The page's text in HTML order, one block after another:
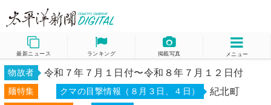
最新ニュース ランキング 掲載写真 メニュー
物故者 令和７年７月１日付〜令和８年７月１２日付
麺特集 クマの目撃情報（８月３日、４日） 紀北町